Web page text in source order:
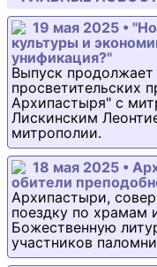
19 мая 2025 •
культуры и
унификация?"
Выпуск
просветительских
Архипастыря" с
Лискинским
митрополии.
18 мая 2025 •
обители
Архипастыри,
поездку по храмам
Божественную
участников